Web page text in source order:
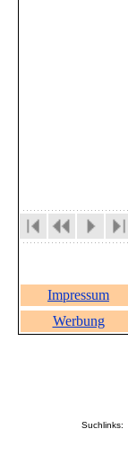
Impressum
Werbung
Suchlinks: